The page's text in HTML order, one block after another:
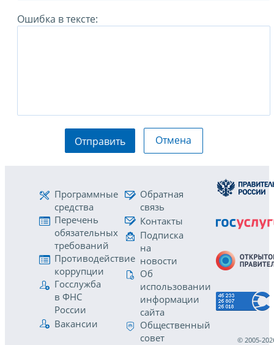
Ошибка в тексте:
Отправить Отмена
Программные
средства
Перечень
обязательных
требований
Противодействие
коррупции
Госслужба
в ФНС
России
Вакансии
Обратная
связь
Контакты
Подписка
на
новости
Об
использовании
информации
сайта
Общественный
совет
© 2005-